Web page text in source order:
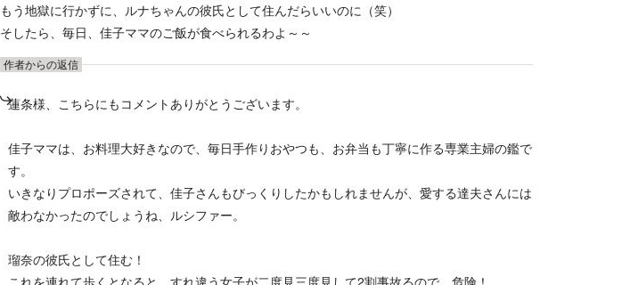
もう地獄に行かずに、ルナちゃんの彼氏として住んだらいいのに（笑）
そしたら、毎日、佳子ママのご飯が食べられるわよ～～
作者からの返信
蓮条様、こちらにもコメントありがとうございます。
佳子ママは、お料理大好きなので、毎日手作りおやつも、お弁当も丁寧に作る専業主婦の鑑で
す。
いきなりプロポーズされて、佳子さんもびっくりしたかもしれませんが、愛する達夫さんには
敵わなかったのでしょうね、ルシファー。
瑠奈の彼氏として住む！
これを連れて歩くとなると、すれ違う女子が二度見三度見して2割事故るので、危険！